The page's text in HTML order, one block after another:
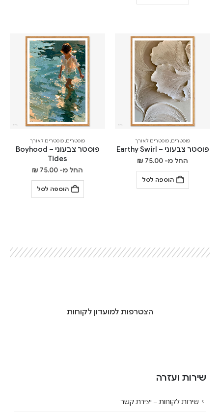
פוסטרים,פוסטרים לאורך
פוסטר צבעוני – Earthy Swirl
החל מ- ₪ 75.00
הוספה לסל
פוסטרים,פוסטרים לאורך
פוסטר צבעוני – Boyhood
Tides
החל מ- ₪ 75.00
הוספה לסל
הצטרפות למועדון לקוחות
שירות ועזרה
שירות לקוחות – יצירת קשר